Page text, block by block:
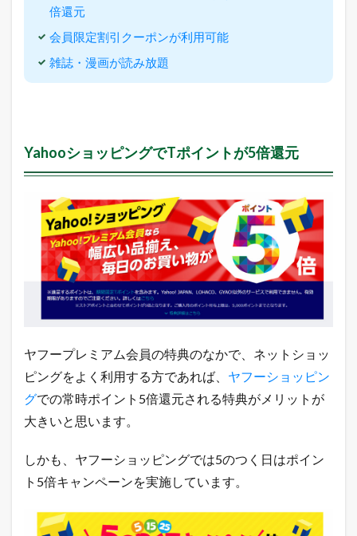
還
元
3.5
Y
a
ッ
ク
ト
ア
で
ポ
イ
ン
ト
が
元
3.6
G
A
！
ス
ト
で
の
倍還元
会員限定割引クーポンが利用可能
雑誌・漫画が読み放題
YahooショッピングでTポイントが5倍還元
ヤフープレミアム会員の特典のなかで、ネットショッ
ピングをよく利用する方であれば、 ヤフーショッピン
グでの常時ポイント5倍還元される特典がメリットが
大きいと思います。
しかも、ヤフーショッピングでは5のつく日はポイン
ト5倍キャンペーンを実施しています。